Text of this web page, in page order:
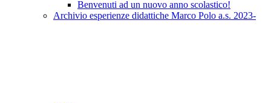
Benvenuti ad un nuovo anno scolastico!
Archivio esperienze didattiche Marco Polo a.s. 2023-